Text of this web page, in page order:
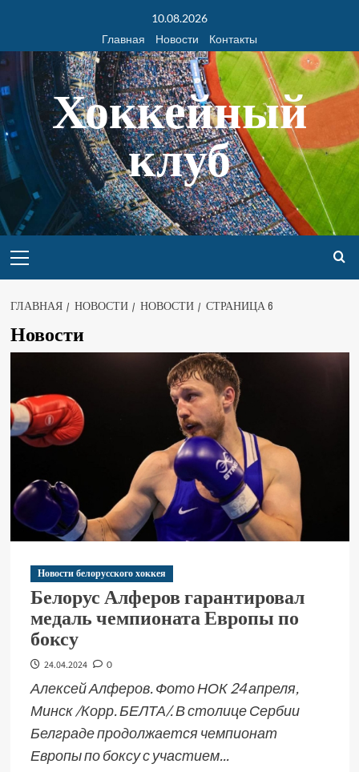
10.08.2026
Главная
Новости Контакты
Хоккейный
клуб
ГЛАВНАЯ НОВОСТИ НОВОСТИ СТРАНИЦА 6
Новости
Новости белорусского хоккея
Белорус Алферов гарантировал
медаль чемпионата Европы по
боксу
24.04.2024 0
Алексей Алферов. Фото НОК 24 апреля,
Минск /Корр. БЕЛТА/. В столице Сербии
Белграде продолжается чемпионат
Европы по боксу с участием...